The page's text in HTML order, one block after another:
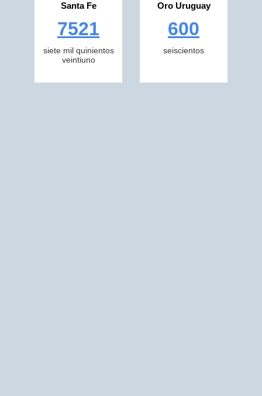
Santa Fe
7521
siete mil quinientos
veintiuno
Oro Uruguay
600
seiscientos